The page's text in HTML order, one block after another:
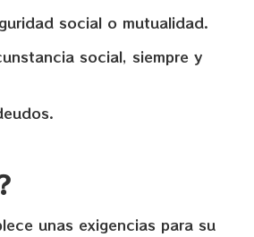
social o mutualidad.
social, siempre y
unas exigencias para su